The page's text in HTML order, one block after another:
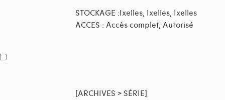
STOCKAGE :Ixelles, Ixelles, Ixelles
ACCES : Accès complet, Autorisé
[ARCHIVES > SÉRIE]